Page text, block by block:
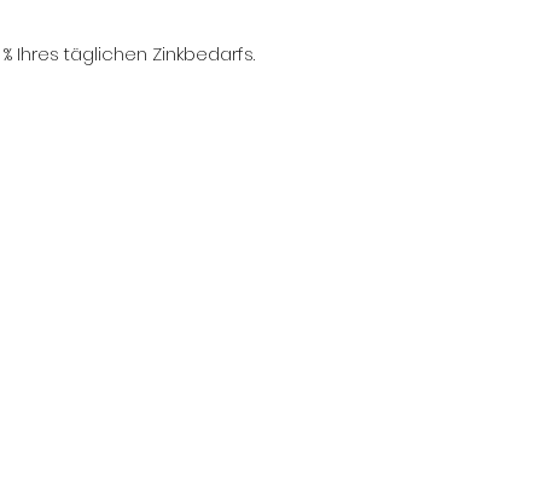
Ihres täglichen Zinkbedarfs.